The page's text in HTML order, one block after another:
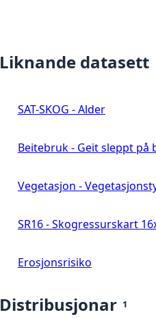
Liknande datasett
SAT-SKOG - Alder
Beitebruk - Geit sleppt på
Vegetasjon -
SR16 - Skogressurskart
Erosjonsrisiko
Distribusjonar 1